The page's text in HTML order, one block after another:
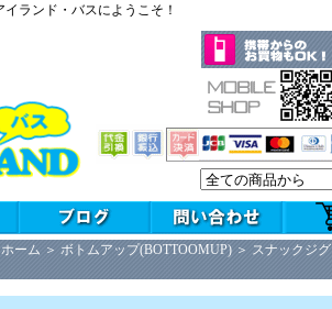
ランド・バスにようこそ！
ホーム ＞ ボトムアップ(BOTTOOMUP) ＞ スナックジグ